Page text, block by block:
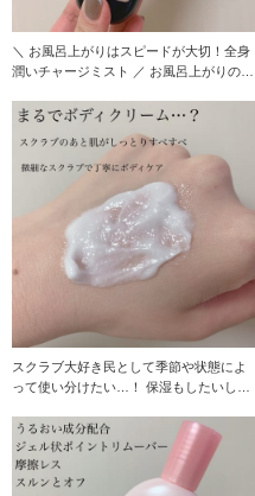
＼ お風呂上がりはスピードが大切！全身
潤いチャージミスト ／ お風呂上がりの濡
スクラブ大好き民として季節や状態によ
って使い分けたい…！ 保湿もしたいし、